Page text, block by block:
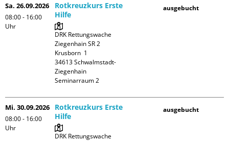
Sa. 26.09.2026
08:00 - 16:00
Uhr
Rotkreuzkurs Erste
Hilfe
DRK Rettungswache
Ziegenhain SR 2
Krusborn  1
34613 Schwalmstadt-
Ziegenhain
Seminarraum 2
ausgebucht
Mi. 30.09.2026
08:00 - 16:00
Uhr
Rotkreuzkurs Erste
Hilfe
DRK Rettungswache
ausgebucht